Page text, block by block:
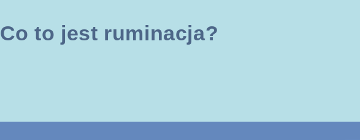
Co to jest ruminacja?